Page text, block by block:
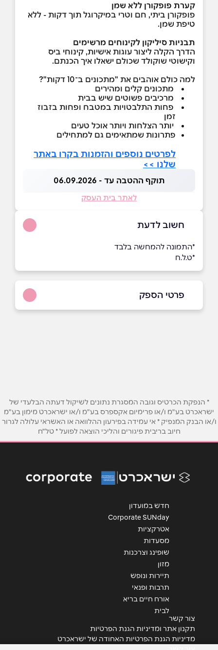
קערת פופקורן ללא שמן
פופקורן ביתי, חם וטרי במיקרוגל תוך דקות - ללא
טיפת שמן.
תבניות סיליקון לקינוחים מרשימים
הדרך הקלה ליצור עוגות אישיות, קינוחי ביס
וקישוטי שוקולד שכולם ישאלו איך הכנתם.
למה כולם אוהבים את "מתכונים ב־10 דקות"?
מתכונים קלים ומהירים
מרכיבים פשוטים שיש בבית
פחות התלבטויות במטבח ופחות בזבוז
זמן
יותר הצלחות ויותר אוכל טעים
פתרונות שמתאימים גם למתחילים
לפרטים נוספים והזמנות בקרו באתר
שלנו >>
תוקף ההטבה עד - 06.09.2026
לאתר בית העסק
חשוב לדעת
*התמונה להמחשה בלבד
*ט.ל.ח
פרטי הספק
טלפון*
נושא *
הודעה*
* הנפקת הכרטיס וגובה המסגרת נתונים לשיקול דעתה הבלעדי של
ישראכרט בע"מ ו/או פרימיום אקספרס בע"מ ו/או ישראכרט מימון בע"מ
ו/או הבנק המנפיק * אי עמידה בפירעון ההלוואה או האשראי עלולה לגרור
חיוב בריבית פיגורים והליכי הוצאה לפועל * טל"ח
חדש במועדון
Corporate SUNday
אטרקציות
מסעדות
שופינג וצרכנות
מזון
תיירות ונופש
תרבות ופנאי
אורח חיים בריא
לבית
צור קשר
תקנון אתר ומדיניות הגנת הפרטיות
מדיניות הגנת הפרטיות האחודה של ישראכרט